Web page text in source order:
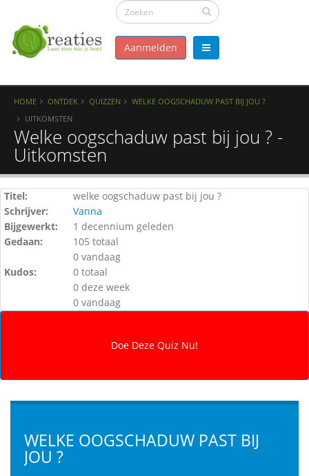
Aanmelden
HOME ONTDEK QUIZZEN
WELKE OOGSCHADUW PAST BIJ JOU ?
UITKOMSTEN
Welke oogschaduw past bij jou ? -
Uitkomsten
Titel:
welke oogschaduw past bij jou ?
Schrijver:
Vanna
Bijgewerkt:
1 decennium geleden
Gedaan:
105 totaal
0 vandaag
Kudos:
0 totaal
0 deze week
0 vandaag
WELKE OOGSCHADUW PAST BIJ
JOU ?